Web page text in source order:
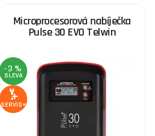
Microprocesorová nabíječka
Pulse 30 EVO Telwin
-3 %
SLEVA
SERVIS+